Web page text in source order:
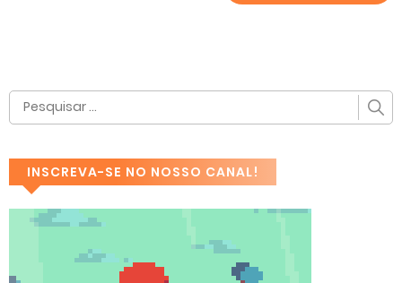
INSCREVA-SE NO NOSSO CANAL!